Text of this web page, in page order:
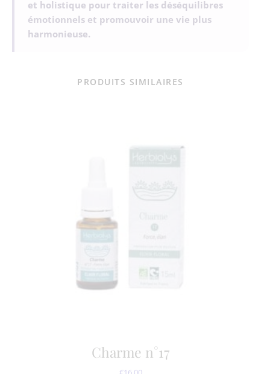
et holistique pour traiter les déséquilibres
émotionnels et promouvoir une vie plus
harmonieuse.
PRODUITS SIMILAIRES
Charme n°17